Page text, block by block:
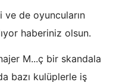
ve de oyuncuların
haberiniz olsun.
M...ç bir skandala
bazı kulüplerle iş